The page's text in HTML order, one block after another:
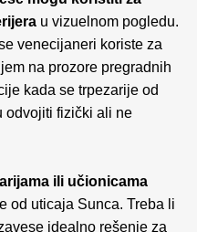
u vizuelnom pogledu.
venecijaneri koriste za
na prozore pregradnih
kada se trpezarije od
odvojiti fizički ali ne
ili učionicama
od uticaja Sunca. Treba li
idealno rešenje za